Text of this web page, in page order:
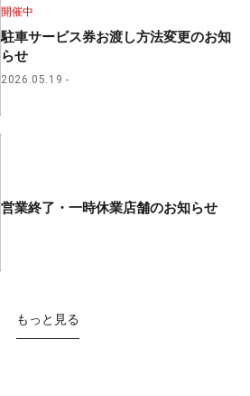
開催中
駐車サービス券お渡し方法変更のお知
らせ
2026.05.19
営業終了・一時休業店舗のお知らせ
もっと見る